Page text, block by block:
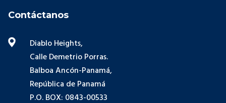
Contáctanos
Diablo Heights,
Calle Demetrio Porras.
Balboa Ancón-Panamá,
República de Panamá
P.O. BOX: 0843-00533